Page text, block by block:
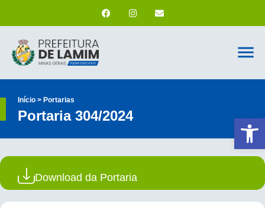
Início > Portarias
Portaria 304/2024
Download da Portaria